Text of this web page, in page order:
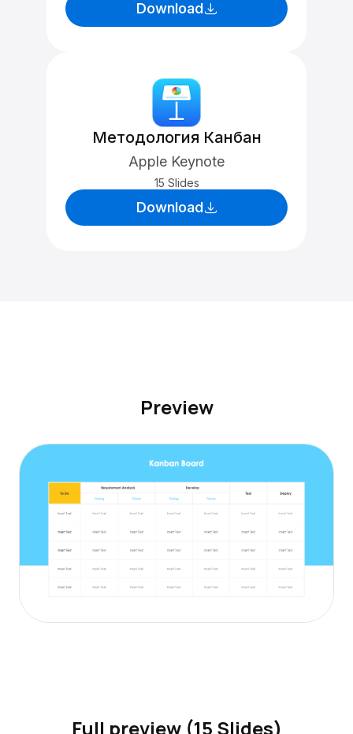
Download
Методология Канбан
Apple Keynote
15 Slides
Download
Preview
Full preview (15 Slides)